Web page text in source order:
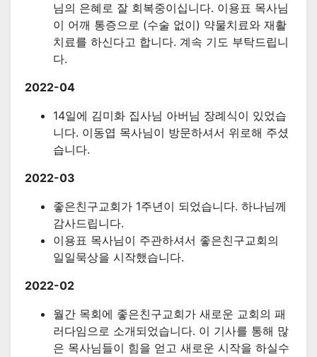
님의 은혜로 잘 회복중이십니다. 이용표 목사님
이 어깨 통증으로 (수술 없이) 약물치료와 재활
치료를 하신다고 합니다. 계속 기도 부탁드립니
다.
2022-04
14일에 김미화 집사님 아버님 장례식이 있었습
니다. 이동엽 목사님이 방문하셔서 위로해 주셨
습니다.
2022-03
좋은친구교회가 1주년이 되었습니다. 하나님께
감사드립니다.
이용표 목사님이 주관하셔서 좋은친구교회의
일일묵상을 시작했습니다.
2022-02
월간 목회에 좋은친구교회가 새로운 교회의 패
러다임으로 소개되었습니다. 이 기사를 통해 많
은 목사님들이 힘을 얻고 새로운 시작을 하실수